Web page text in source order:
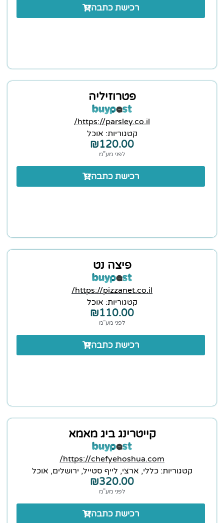
רכישת כתבה
פטרוזיליה
https://parsley.co.il/
קטגוריות: אוכל
₪120.00
לפני מע”מ
רכישת כתבה
פיצה נט
https://pizzanet.co.il/
קטגוריות: אוכל
₪110.00
לפני מע”מ
רכישת כתבה
קייטרינג ביג מאמא
https://chefyehoshua.com/
קטגוריות:כללי, ארצי, לייף סטייל, ירושלים, אוכל
₪320.00
לפני מע”מ
רכישת כתבה